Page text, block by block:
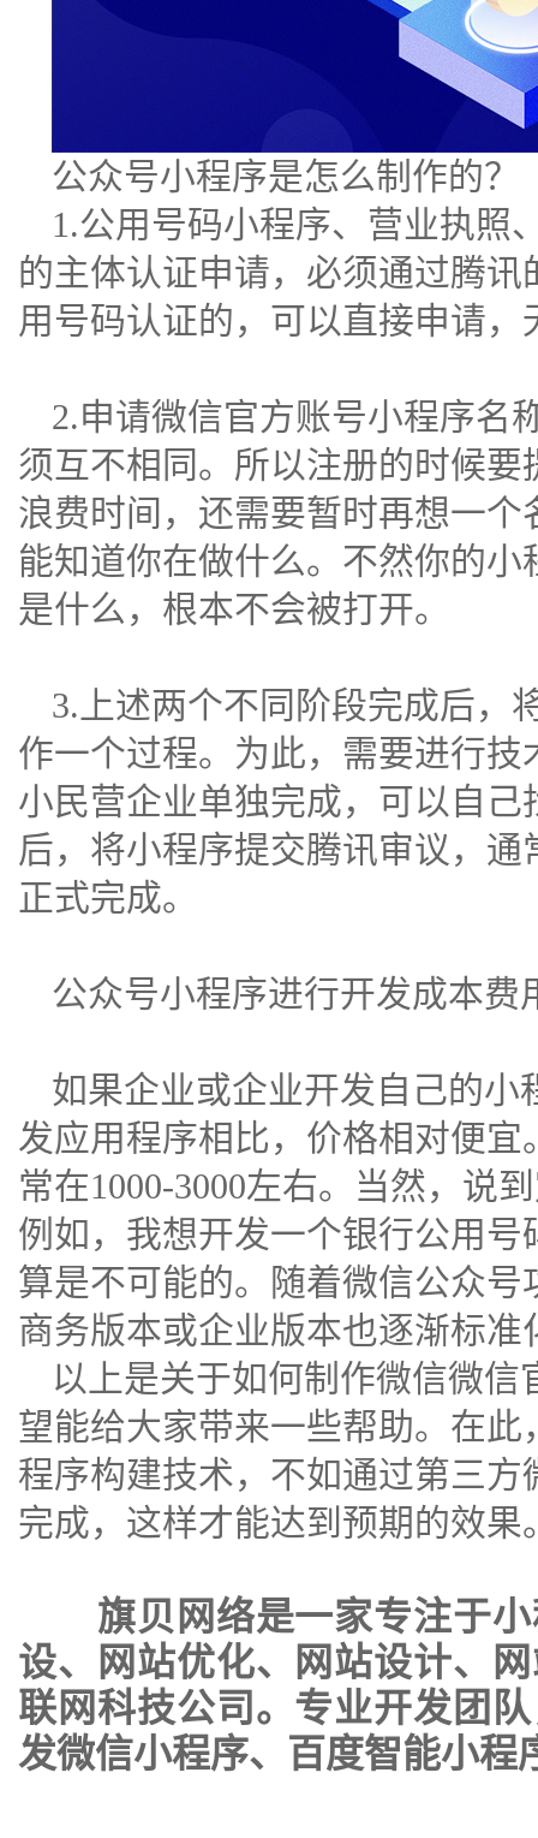
公众号小程序是怎么制作的？
1.公用号码小程序、营业执照
的主体认证申请，必须通过腾
用号码认证的，可以直接申请，
2.申请微信官方账号小程序名
须互不相同。所以注册的时候
浪费时间，还需要暂时再想一
能知道你在做什么。不然你的
是什么，根本不会被打开。
3.上述两个不同阶段完成后，
作一个过程。为此，需要进行
小民营企业单独完成，可以自
后，将小程序提交腾讯审议，
正式完成。
公众号小程序进行开发成本费
如果企业或企业开发自己的小
发应用程序相比，价格相对便
常在1000-3000左右。当然，说
例如，我想开发一个银行公用
算是不可能的。随着微信公众
商务版本或企业版本也逐渐标准
以上是关于如何制作微信微
望能给大家带来一些帮助。在
程序构建技术，不如通过第三
完成，这样才能达到预期的效果
旗贝网络是一家专注于
设、 网站优化、 网站设计、
联网科技公司。专业开发团
发微信小程序、百度智能小程